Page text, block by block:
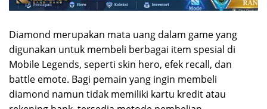
Diamond merupakan mata uang dalam game yang
digunakan untuk membeli berbagai item spesial di
Mobile Legends, seperti skin hero, efek recall, dan
battle emote. Bagi pemain yang ingin membeli
diamond namun tidak memiliki kartu kredit atau